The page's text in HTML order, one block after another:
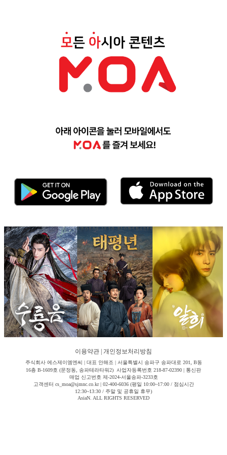
이용약관 개인정보처리방침
주식회사 에스제이엠엔씨 | 대표 안해조 | 서울특별시 송파구 송파대로 201, B동
16층 B-1609호 (문정동, 송파테라타워2) 사업자등록번호 218-87-02390 | 통신판
매업 신고번호 제-2024-서울송파-3233호
고객센터 cs_moa@sjmnc.co.kr | 02-400-6036 (평일 10:00~17:00 / 점심시간
12:30~13:30 / 주말 및 공휴일 휴무)
AsiaN. ALL RIGHTS RESERVED